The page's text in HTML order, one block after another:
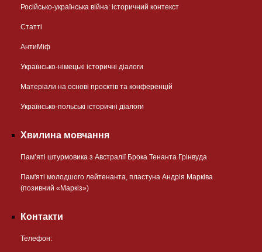
Російсько-українська війна: історичний контекст
Статті
АнтиМіф
Українсько-німецькі історичні діалоги
Матеріали на основі проєктів та конференцій
Українсько-польські історичні діалоги
Хвилина мовчання
Пам’яті штурмовика з Австралії Брока Тенанта Грінвуда
Пам'яті молодшого лейтенанта, пластуна Андрія Марківа
(позивний «Маркіз»)
Контакти
Телефон: